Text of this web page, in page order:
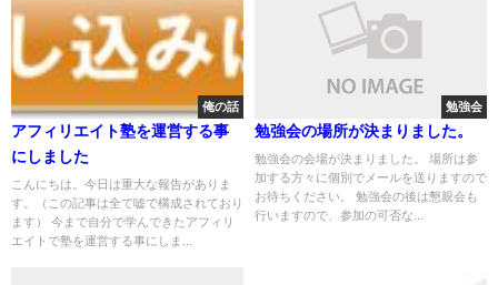
俺の話
アフィリエイト塾を運営する事
にしました
こんにちは。今日は重大な報告がありま
す。（この記事は全て嘘で構成されており
ます） 今まで自分で学んできたアフィリ
エイトで塾を運営する事にしま...
勉強会
勉強会の場所が決まりました。
勉強会の会場が決まりました。 場所は参
加する方々に個別でメールを送りますので
お待ちください。 勉強会の後は懇親会も
行いますので、参加の可否な...